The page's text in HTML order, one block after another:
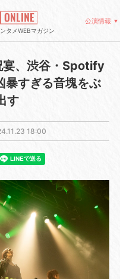
タメWEBマガジン
公演情報
宴、渋谷・Spotify
暴すぎる音塊をぶ
す
18:00